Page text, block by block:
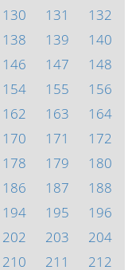
130 131
132
138 139
140
146 147
148
154 155
156
162 163
164
170 171
172
178 179
180
186 187
188
194 195
196
202 203
204
210 211 212